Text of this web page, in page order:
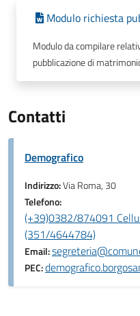
Modulo richiesta
Modulo da compilare
pubblicazione di
Contatti
Demografico
Indirizzo:Via Roma, 30
Telefono:
(+39)0382/874091
(351/4644784)
Email:
PEC: